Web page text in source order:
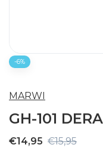
-6%
MARWI
GH-101
€14,95 €15,95